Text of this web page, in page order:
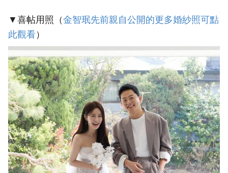
▼喜帖用照（‎金智珉先前親自公開的更多婚紗照可點
此觀看）